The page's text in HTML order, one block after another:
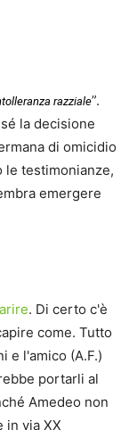
razziale”.
la decisione
di omicidio
le testimonianze,
emergere
. Di certo c'è
come. Tutto
e l'amico (A.F.)
portarli al
Amedeo non
in via XX